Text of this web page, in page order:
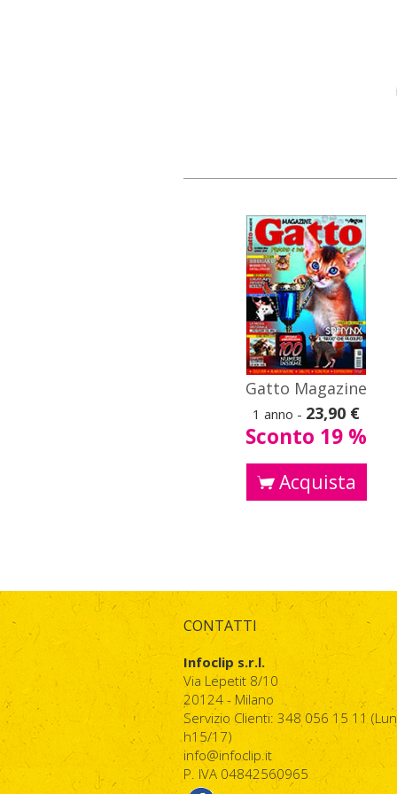
Gatto Magazine
1 anno - 23,90 €
Sconto 19 %
Acquista
CONTATTI
Infoclip s.r.l.
Via Lepetit 8/10
20124 - Milano
Servizio Clienti: 348 056 15 11
h15/17)
info@infoclip.it
P. IVA 04842560965